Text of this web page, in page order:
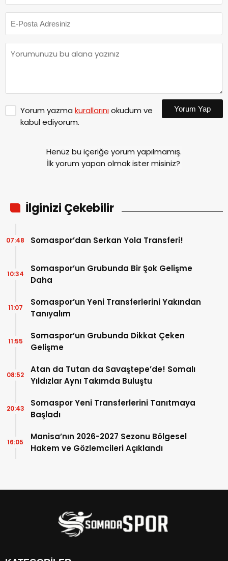
Yorum yazma kurallarınıokudum ve
kabul ediyorum.
Yorum Yap
Henüz bu içeriğe yorum yapılmamış.
İlk yorum yapan olmak ister misiniz?
İlginizi Çekebilir
Somaspor’dan Serkan Yola Transferi!
07:48
Somaspor’un Grubunda Bir Şok Gelişme
Daha
10:34
Somaspor’un Yeni Transferlerini Yakından
Tanıyalım
11:07
Somaspor’un Grubunda Dikkat Çeken
Gelişme
11:55
Atan da Tutan da Savaştepe’de! Somalı
Yıldızlar Aynı Takımda Buluştu
08:52
Somaspor Yeni Transferlerini Tanıtmaya
Başladı
20:43
Manisa’nın 2026-2027 Sezonu Bölgesel
Hakem ve Gözlemcileri Açıklandı
16:05